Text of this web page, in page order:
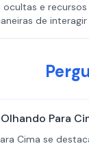
e
de
Para
Cima se